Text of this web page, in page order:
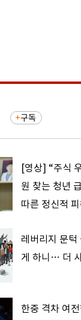
구독
[영상] “주식
원 찾는 청년
따른 정신적
레버리지 문턱
게 하니… 더
한중 격차 여